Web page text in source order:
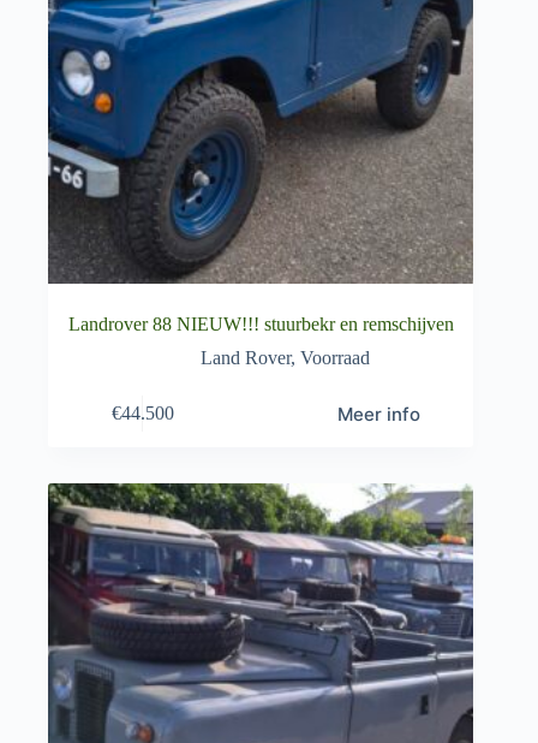
Landrover 88 NIEUW!!! stuurbekr en remschijven
Land Rover, Voorraad
€44.500 Meer info